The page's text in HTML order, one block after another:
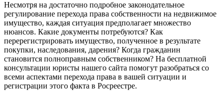
Несмотря на достаточно подробное законодательное
регулирование перехода права собственности на недвижимое
имущество, каждая ситуация предполагает множество
нюансов. Какие документы потребуются? Как
перерегистрировать имущество, полученное в результате
покупки, наследования, дарения? Когда гражданин
становится полноправным собственником? На бесплатной
консультации юристы нашего сайта помогут разобраться со
всеми аспектами перехода права в вашей ситуации и
регистрации этого факта в Росреестре.